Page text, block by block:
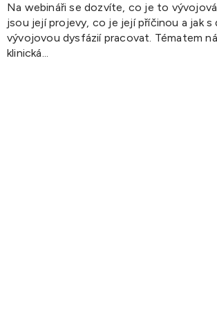
Na webináři se dozvíte, co je to
jsou její projevy, co je její příčinou a jak s
vývojovou dysfázií pracovat. Tématem
klinická...